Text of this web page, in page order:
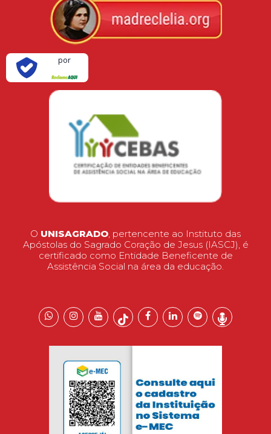
por
O UNISAGRADO, pertencente ao Instituto das
Apóstolas do Sagrado Coração de Jesus (IASCJ), é
certificado como Entidade Beneficente de
Assistência Social na área da educação.